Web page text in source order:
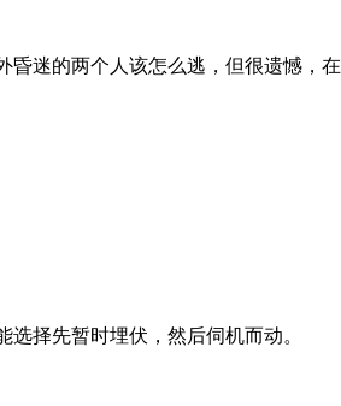
迷的两个人该怎么逃，但很遗憾，
择先暂时埋伏，然后伺机而动。